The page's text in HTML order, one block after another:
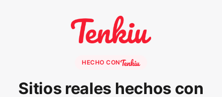
HECHO CON
Sitios reales hechos con